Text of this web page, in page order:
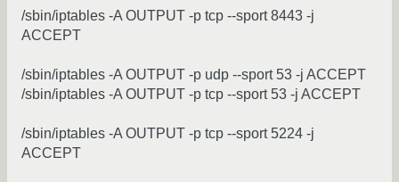
/sbin/iptables -A OUTPUT -p tcp --sport 8443 -j
ACCEPT
/sbin/iptables -A OUTPUT -p udp --sport 53 -j ACCEPT
/sbin/iptables -A OUTPUT -p tcp --sport 53 -j ACCEPT
/sbin/iptables -A OUTPUT -p tcp --sport 5224 -j
ACCEPT